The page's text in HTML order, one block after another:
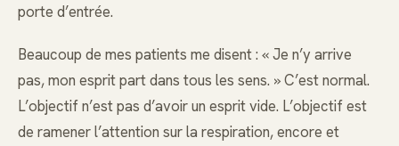
porte d’entrée.
Beaucoup de mes patients me disent : « Je n’y arrive
pas, mon esprit part dans tous les sens. » C’est normal.
L’objectif n’est pas d’avoir un esprit vide. L’objectif est
de ramener l’attention sur la respiration, encore et